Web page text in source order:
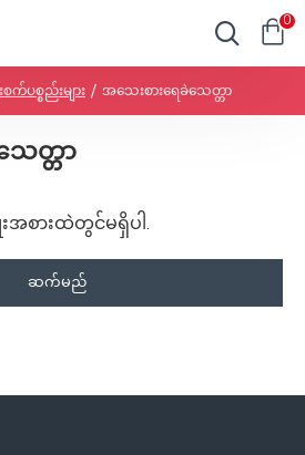
0
ပစ္စည်းများ အသေးစားရေခဲသေတ္တာ
ေတ္တာ
စားထဲတွင်မရှိပါ.
ဆက်မည်